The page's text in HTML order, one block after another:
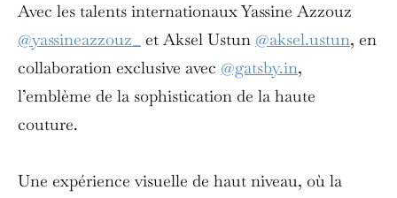
Avec les talents internationaux Yassine Azzouz
@yassineazzouz_
et Aksel Ustun @aksel.ustun, en
collaboration exclusive avec @gatsby.in,
l’emblème de la sophistication de la haute
couture.
Une expérience visuelle de haut niveau, où la